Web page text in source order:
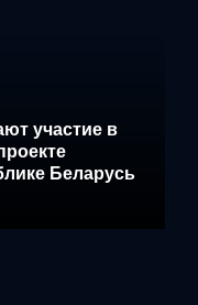
участие в
Беларусь